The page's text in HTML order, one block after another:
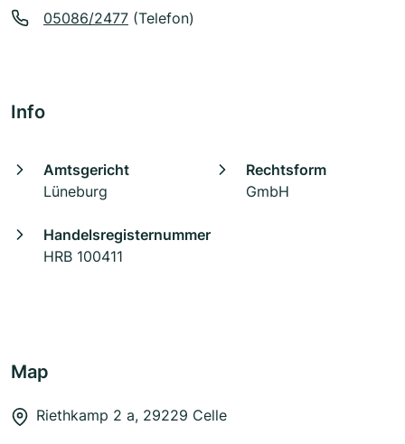
05086/2477 (Telefon)
Info
Amtsgericht
Lüneburg
Rechtsform
GmbH
Handelsregisternummer
HRB 100411
Map
Riethkamp 2 a, 29229 Celle